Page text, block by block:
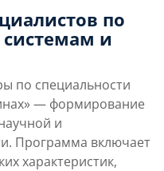
Преимущества
по
и
по специальности
— формирование
и
Программа включает
характеристик,